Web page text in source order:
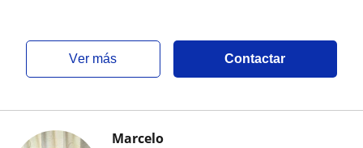
ver más Contactar
Marcelo